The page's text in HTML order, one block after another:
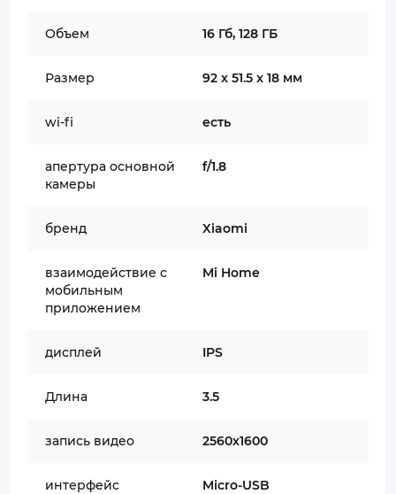
Объем 16 Гб, 128 ГБ
Размер 92 x 51.5 x 18 мм
wi-fi есть
апертура основной
камеры
f/1.8
бренд Xiaomi
взаимодействие с
мобильным
приложением
Mi Home
дисплей IPS
Длина 3.5
запись видео 2560х1600
интерфейс
Micro-USB